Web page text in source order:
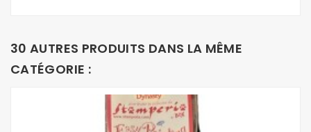
30 AUTRES PRODUITS DANS LA MÊME
CATÉGORIE :